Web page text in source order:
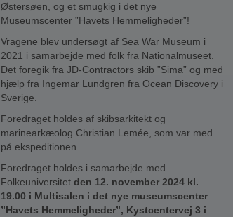
Østersøen, og et smugkig i det nye
Museumscenter ”Havets Hemmeligheder”!
Vragene blev undersøgt af Sea War Museum i
2021 i samarbejde med folk fra Nationalmuseet.
Det foregik fra JD-Contractors skib ”Sima” og med
hjælp fra Ingemar Lundgren fra Ocean Discovery i
Sverige.
Foredraget holdes af skibsarkitekt og
marinearkæolog Christian Lemée, som var med
på ekspeditionen.
Foredraget holdes i samarbejde med
Folkeuniversitet den 12. november 2024kl.
19.00 i Multisalen i det nye museumscenter
”Havets Hemmeligheder”, Kystcentervej 3 i